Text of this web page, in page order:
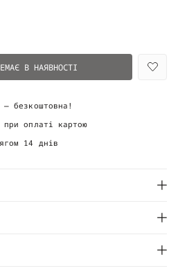
В НАЯВНОСТІ
— безкоштовна!
при оплаті картою
14 днів